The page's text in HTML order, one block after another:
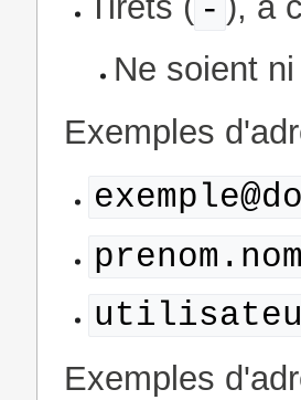
-
Ne soient
Exemples
Exemples